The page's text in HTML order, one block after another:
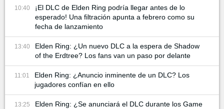
10:40
¡El DLC de Elden Ring podría llegar antes de lo
esperado! Una filtración apunta a febrero como su
fecha de lanzamiento
13:40
Elden Ring: ¿Un nuevo DLC a la espera de Shadow
of the Erdtree? Los fans van un paso por delante
11:01
Elden Ring: ¿Anuncio inminente de un DLC? Los
jugadores confían en ello
13:25
Elden Ring: ¿Se anunciará el DLC durante los Game